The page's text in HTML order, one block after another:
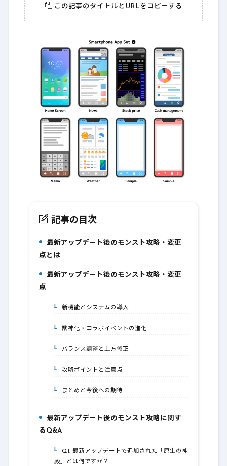
この記事のタイトルとURLをコピーする
記事の目次
最新アップデート後のモンスト攻略・変更
点とは
2.最新アップデート後のモンスト攻略・変更
点
2-1.新機能とシステムの導入
2-2.獣神化・コラボイベントの進化
2-3.バランス調整と上方修正
2-4.攻略ポイントと注意点
2-5.まとめと今後への期待
3.最新アップデート後のモンスト攻略に関す
るQ&A
3-1.Q1: 最新アップデートで追加された「原生の神
殿」とは何ですか？